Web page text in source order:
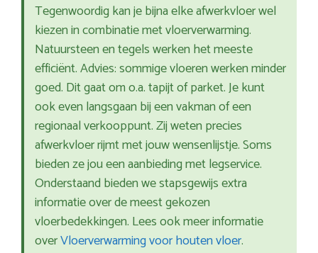
Tegenwoordig kan je bijna elke afwerkvloer wel
kiezen in combinatie met vloerverwarming.
Natuursteen en tegels werken het meeste
efficiënt. Advies: sommige vloeren werken minder
goed. Dit gaat om o.a. tapijt of parket. Je kunt
ook even langsgaan bij een vakman of een
regionaal verkooppunt. Zij weten precies
afwerkvloer rijmt met jouw wensenlijstje. Soms
bieden ze jou een aanbieding met legservice.
Onderstaand bieden we stapsgewijs extra
informatie over de meest gekozen
vloerbedekkingen. Lees ook meer informatie
overVloerverwarming voor houten vloer.